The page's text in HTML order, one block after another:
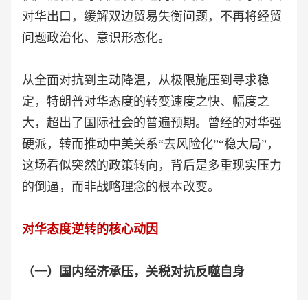
对华出口，缓解双边贸易失衡问题，不再将经贸
问题政治化、意识形态化。
从全面对抗到主动降温，从极限施压到寻求稳
定，特朗普对华态度的转变速度之快、幅度之
大，超出了国际社会的普遍预期。曾经的对华强
硬派，转而推动中美关系“去风险化”“稳大局”，
这场看似突然的政策转向，背后是多重现实压力
的倒逼，而非战略理念的根本改变。
对华态度逆转的核心动因
（一）国内经济承压，关税对抗反噬自身